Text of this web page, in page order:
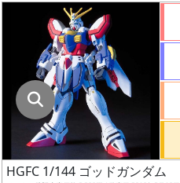
クHGFC 1/144 ゴッドガンダム